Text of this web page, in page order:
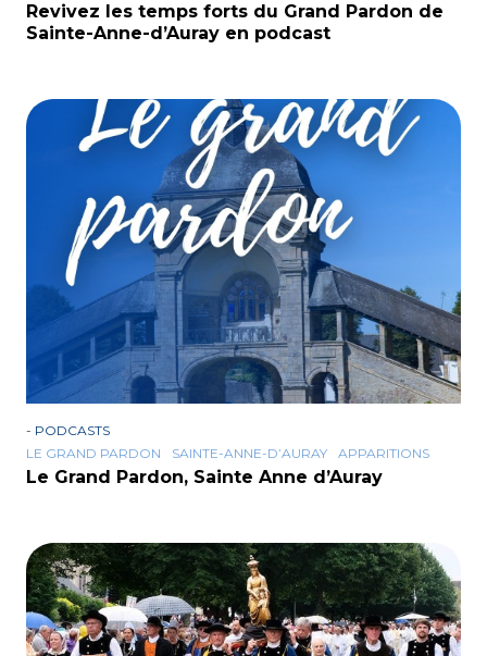
Revivez les temps forts du Grand Pardon de
Sainte-Anne-d’Auray en podcast
- PODCASTS
LE GRAND PARDON
SAINTE-ANNE-D’AURAY APPARITIONS
Le Grand Pardon, Sainte Anne d’Auray